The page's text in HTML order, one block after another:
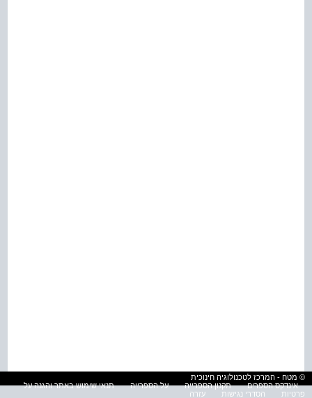
© מטח - המרכז לטכנולוגיה חינוכית
אינדקס הספרים
תקנון הספרייה על הספרייה
תנאי שימוש באתר והגנה על
פרטיות
הסדרי נגישות עזרה